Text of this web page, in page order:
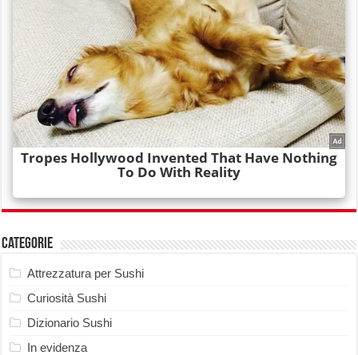
Categorie
Attrezzatura per Sushi
Curiosità Sushi
Dizionario Sushi
In evidenza